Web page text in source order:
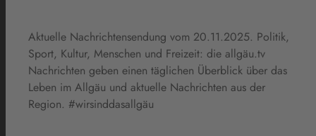
Aktuelle Nachrichtensendung vom 20.11.2025. Politik,
Sport, Kultur, Menschen und Freizeit: die allgäu.tv
Nachrichten geben einen täglichen Überblick über das
Leben im Allgäu und aktuelle Nachrichten aus der
Region. #wirsinddasallgäu